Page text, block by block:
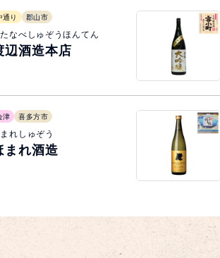
通り 郡山市
なべしゅぞうほんてん
辺酒造本店
津 喜多方市
れしゅぞう
まれ酒造